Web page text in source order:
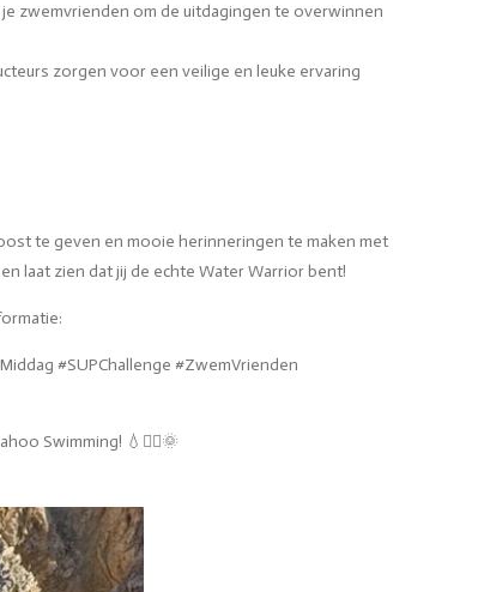
zwemvrienden om de uitdagingen te overwinnen
zorgen voor een veilige en leuke ervaring
te geven en mooie herinneringen te maken met
laat zien dat jij de echte Water Warrior bent!
#SUPChallenge #ZwemVrienden
Swimming! 💧🏄‍♂️🌞